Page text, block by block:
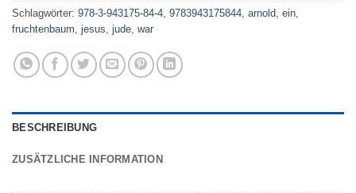
Schlagwörter: 978-3-943175-84-4 9783943175844 arnold ein
fruchtenbaum jesus jude war
BESCHREIBUNG
ZUSÄTZLICHE INFORMATION